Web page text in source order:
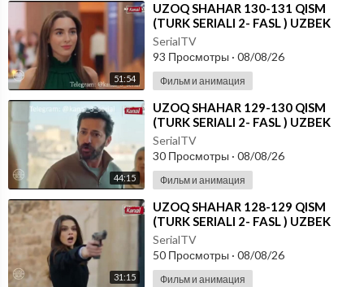
51:54
⁣UZOQ SHAHAR 130-131 QISM
(TURK SERIALI 2- FASL ) UZBEK
TILIDA
SerialTV
93 Просмотры · 08/08/26
Фильм и анимация
44:15
⁣UZOQ SHAHAR 129-130 QISM
(TURK SERIALI 2- FASL ) UZBEK
TILIDA
SerialTV
30 Просмотры · 08/08/26
Фильм и анимация
31:15
⁣UZOQ SHAHAR 128-129 QISM
(TURK SERIALI 2- FASL ) UZBEK
TILIDA
SerialTV
50 Просмотры · 08/08/26
Фильм и анимация